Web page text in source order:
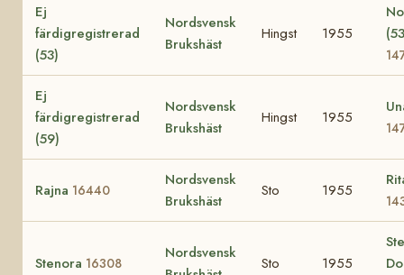
Ej
färdigregistrerad
(53)
Nordsvensk
Brukshäst
Hingst 1955
Ej
färdigregistrerad
(59)
Nordsvensk
Brukshäst
Hingst 1955
Rajna 16440
Nordsvensk
Brukshäst
Sto 1955
Stenora 16308
Nordsvensk
Sto 1955